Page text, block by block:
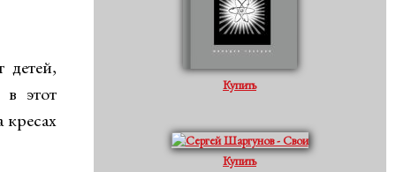
Купить
Купить
детей,
этот